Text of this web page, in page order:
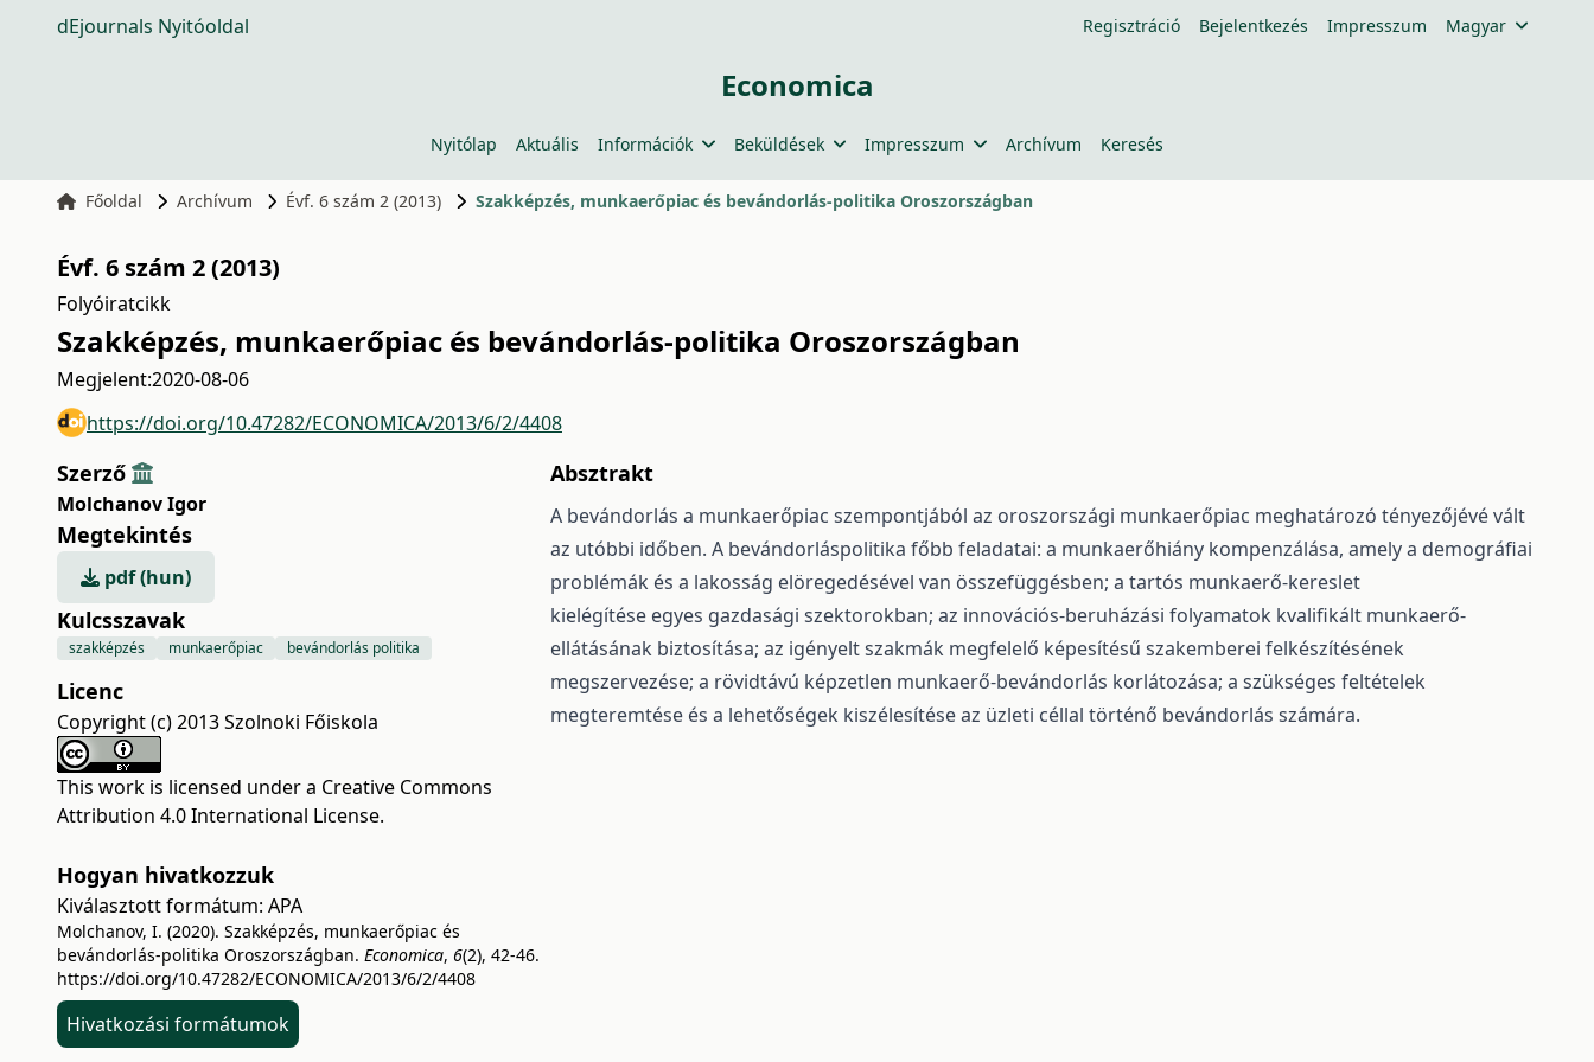
dEjournals Nyitóoldal Regisztráció Bejelentkezés Impresszum Magyar
Economica
Nyitólap Aktuális Információk Beküldések Impresszum Archívum Keresés
Főoldal Archívum Évf. 6 szám 2 (2013) Szakképzés, munkaerőpiac és bevándorlás-politika Oroszországban
Évf. 6 szám 2 (2013)
Folyóiratcikk
Szakképzés, munkaerőpiac és bevándorlás-politika Oroszországban
Megjelent:2020-08-06
https://doi.org/10.47282/ECONOMICA/2013/6/2/4408
Szerző
Molchanov Igor
Megtekintés
pdf (hun)
Kulcsszavak
szakképzés munkaerőpiac bevándorlás politika
Licenc
Copyright (c) 2013 Szolnoki Főiskola
This work is licensed under a Creative Commons
Attribution 4.0 International License.
Hogyan hivatkozzuk
Kiválasztott formátum: APA
Molchanov, I. (2020). Szakképzés, munkaerőpiac és
bevándorlás-politika Oroszországban. Economica, 6(2), 42-46.
https://doi.org/10.47282/ECONOMICA/2013/6/2/4408
Hivatkozási formátumok
Absztrakt
A bevándorlás a munkaerőpiac szempontjából az oroszországi munkaerőpiac meghatározó tényezőjévé vált
az utóbbi időben. A bevándorláspolitika főbb feladatai: a munkaerőhiány kompenzálása, amely a demográfiai
problémák és a lakosság elöregedésével van összefüggésben; a tartós munkaerő-kereslet
kielégítése egyes gazdasági szektorokban; az innovációs-beruházási folyamatok kvalifikált munkaerő-
ellátásának biztosítása; az igényelt szakmák megfelelő képesítésű szakemberei felkészítésének
megszervezése; a rövidtávú képzetlen munkaerő-bevándorlás korlátozása; a szükséges feltételek
megteremtése és a lehetőségek kiszélesítése az üzleti céllal történő bevándorlás számára.